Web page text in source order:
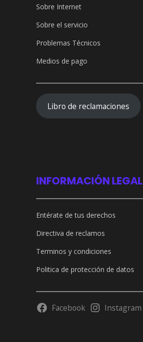
Sobre Internet
Sobre el servicio
Problemas Técnicos
Medios de pago
Libro de reclamaciones
INFORMACIÓN LEGAL
Entérate de tus derechos
Directiva de reclamos
Terminos y condiciones
Politica de protección de datos
Facebook Instagram